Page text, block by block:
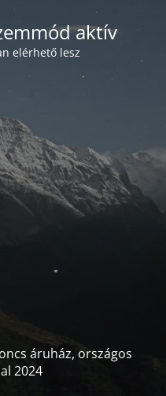
aktív
elérhető lesz
áruház, országos
2024